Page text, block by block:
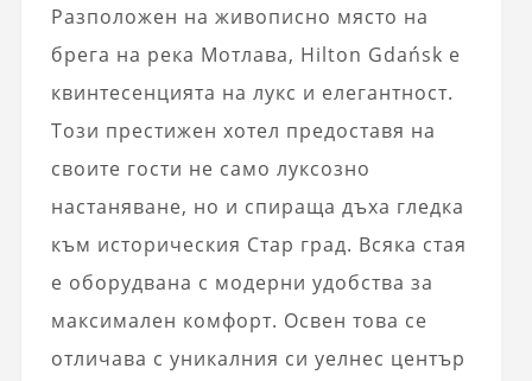
Разположен на живописно място на
брега на река Мотлава, Hilton Gdańsk е
квинтесенцията на лукс и елегантност.
Този престижен хотел предоставя на
своите гости не само луксозно
настаняване, но и спираща дъха гледка
към историческия Стар град. Всяка стая
е оборудвана с модерни удобства за
максимален комфорт. Освен това се
отличава с уникалния си уелнес център